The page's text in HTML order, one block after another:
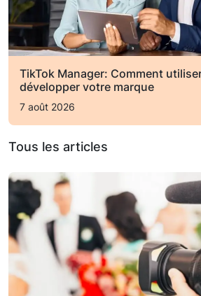
TikTok Manager: Comment
développer votre marque
7 août 2026
Tous les articles